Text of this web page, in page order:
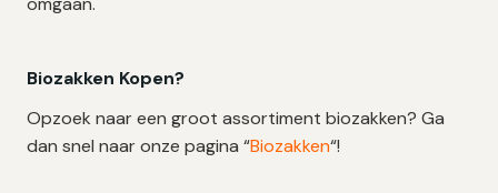
Biozakken Kopen?
Opzoek naar een groot assortiment biozakken? Ga
dan snel naar onze pagina “Biozakken“!